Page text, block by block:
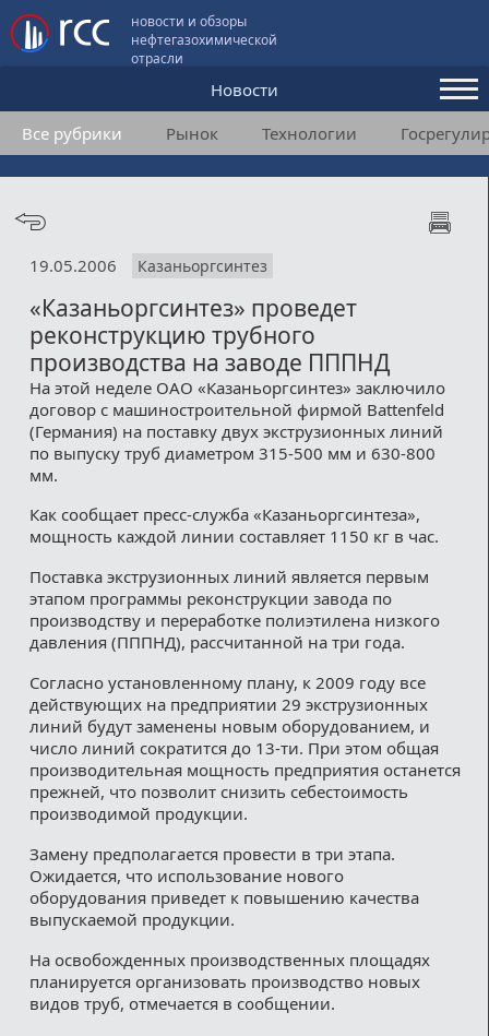
новости и обзоры
нефтегазохимической
отрасли
Новости
Аналитика и мнения
Конференции
Подписка
Пользовательское соглашение
Медиакит
Контакты
Все рубрики Рынок Технологии
19.05.2006 Казаньоргсинтез
«Казаньоргсинтез» проведет
реконструкцию трубного
производства на заводе ПППНД
На этой неделе ОАО «Казаньоргсинтез» заключило
договор с машиностроительной фирмой Battenfeld
(Германия) на поставку двух экструзионных линий
по выпуску труб диаметром 315-500 мм и 630-800
мм.
Как сообщает пресс-служба «Казаньоргсинтеза»,
мощность каждой линии составляет 1150 кг в час.
Поставка экструзионных линий является первым
этапом программы реконструкции завода по
производству и переработке полиэтилена низкого
давления (ПППНД), рассчитанной на три года.
Согласно установленному плану, к 2009 году все
действующих на предприятии 29 экструзионных
линий будут заменены новым оборудованием, и
число линий сократится до 13-ти. При этом общая
производительная мощность предприятия останется
прежней, что позволит снизить себестоимость
производимой продукции.
Замену предполагается провести в три этапа.
Ожидается, что использование нового
оборудования приведет к повышению качества
выпускаемой продукции.
На освобожденных производственных площадях
планируется организовать производство новых
видов труб, отмечается в сообщении.